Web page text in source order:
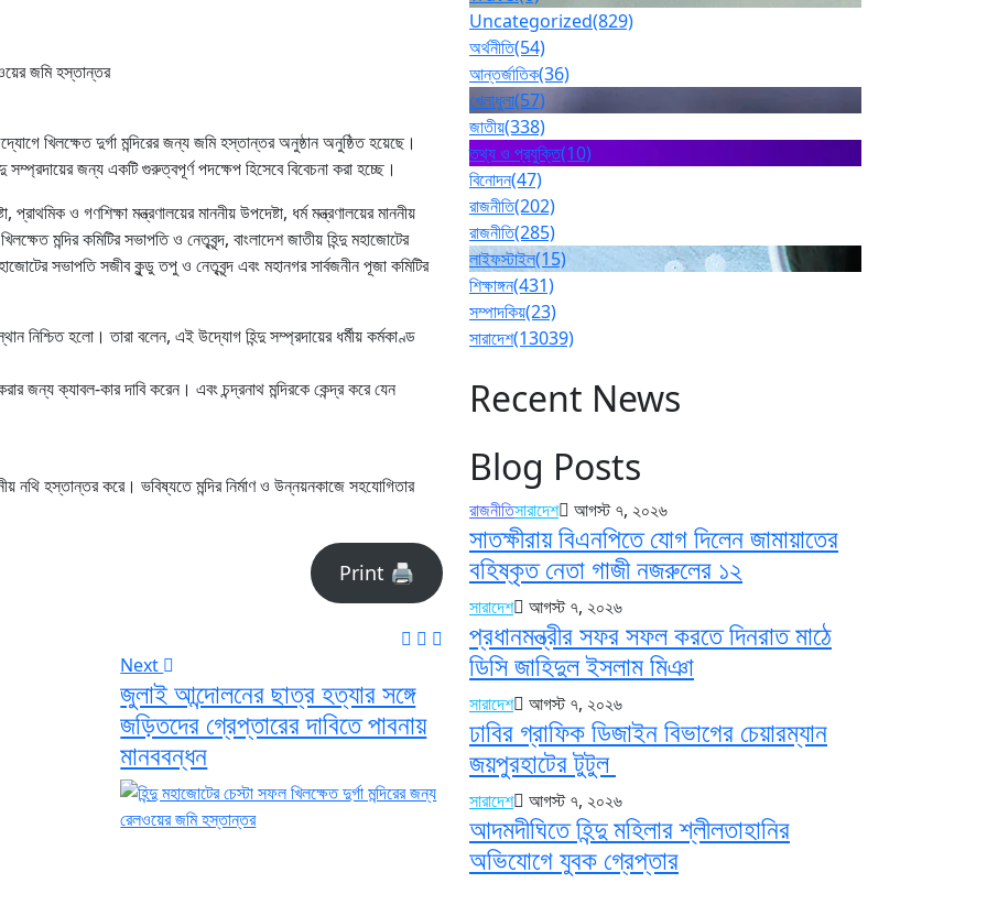
জমি হস্তান্তর
খিলক্ষেত দুর্গা মন্দিরের জন্য জমি হস্তান্তর অনুষ্ঠান অনুষ্ঠিত হয়েছে।
সম্প্রদায়ের জন্য একটি গুরুত্বপূর্ণ পদক্ষেপ হিসেবে বিবেচনা করা হচ্ছে।
ও গণশিক্ষা মন্ত্রণালয়ের মাননীয় উপদেষ্টা, ধর্ম মন্ত্রণালয়ের মাননীয়
মন্দির কমিটির সভাপতি ও নেতৃবৃন্দ, বাংলাদেশ জাতীয় হিন্দু মহাজোটের
সভাপতি সজীব কুন্ডু তপু ও নেতৃবৃন্দ এবং মহানগর সার্বজনীন পূজা কমিটির
নিশ্চিত হলো। তারা বলেন, এই উদ্যোগ হিন্দু সম্প্রদায়ের ধর্মীয় কর্মকাণ্ড
জন্য ক্যাবল-কার দাবি করেন। এবং চন্দ্রনাথ মন্দিরকে কেন্দ্র করে যেন
নথি হস্তান্তর করে। ভবিষ্যতে মন্দির নির্মাণ ও উন্নয়নকাজে সহযোগিতার
Print 🖨
Next
জুলাই আন্দোলনের ছাত্র হত্যার সঙ্গে
জড়িতদের গ্রেপ্তারের দাবিতে পাবনায়
মানববন্ধন
Uncategorized(829)
অর্থনীতি(54)
আন্তর্জাতিক(36)
খেলাধুলা(57)
জাতীয়(338)
তথ্য ও প্রযুক্তি(10)
বিনোদন(47)
রাজনীতি(202)
রাজনীতি(285)
লাইফস্টাইল(15)
শিক্ষাঙ্গন(431)
সম্পাদকিয়(23)
সারাদেশ(13039)
Recent News
Blog Posts
রাজনীতিসারাদেশ আগস্ট ৭, ২০২৬
সাতক্ষীরায় বিএনপিতে যোগ দিলেন জামায়াতের
বহিষ্কৃত নেতা গাজী নজরুলের ১২
সারাদেশ আগস্ট ৭, ২০২৬
প্রধানমন্ত্রীর সফর সফল করতে দিনরাত মাঠে
ডিসি জাহিদুল ইসলাম মিঞা
সারাদেশ আগস্ট ৭, ২০২৬
ঢাবির গ্রাফিক ডিজাইন বিভাগের চেয়ারম্যান
জয়পুরহাটের টুটুল
সারাদেশ আগস্ট ৭, ২০২৬
আদমদীঘিতে হিন্দু মহিলার শ্লীলতাহানির
অভিযোগে যুবক গ্রেপ্তার